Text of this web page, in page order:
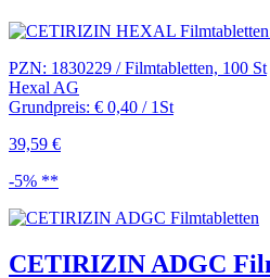
PZN: 1830229 / Filmtabletten, 100 St
Hexal AG
Grundpreis: € 0,40 / 1St
39,59 €
-5% **
CETIRIZIN ADGC